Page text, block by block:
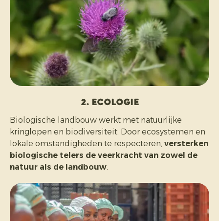
2. Ecologie
Biologische landbouw werkt met natuurlijke
kringlopen en biodiversiteit. Door ecosystemen en
lokale omstandigheden te respecteren, versterken
biologische telers de veerkracht van zowel de
natuur als de landbouw.